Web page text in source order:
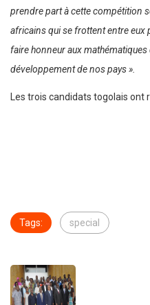
prendre part à cette compétition
africains qui se frottent entre eux
faire honneur aux
développement de nos pays ».
Les trois candidats togolais ont
Tags: special